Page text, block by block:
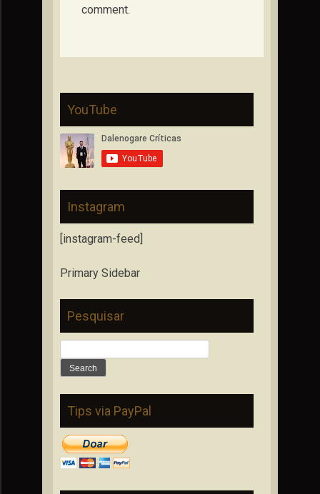
comment.
YouTube
Instagram
[instagram-feed]
Primary Sidebar
Pesquisar
for:
Tips via PayPal